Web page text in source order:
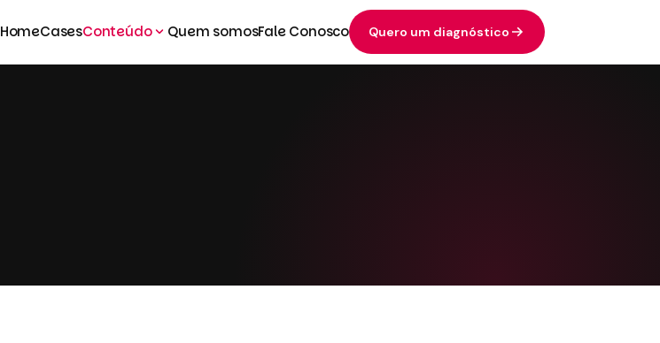
HomeCasesConteúdo Quem somosFale Conosco Quero um diagnóstico